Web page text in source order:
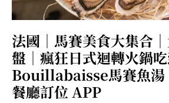
法國｜馬賽美食大集合
盤｜瘋狂日式迴轉火鍋
Bouillabaisse馬賽魚湯
餐廳訂位 APP